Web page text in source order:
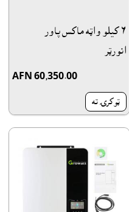
٦ کيلو واټه ماکس پاور
انورټر
AFN 60,350.00
ټوکرۍ ته